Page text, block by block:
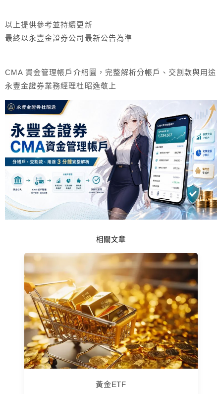
以上提供參考並持續更新
最終以永豐金證券公司最新公告為準
CMA 資金管理帳戶介紹圖，完整解析分帳戶、交割款與用途
永豐金證券業務經理杜昭逸敬上
相關文章
黃金ETF